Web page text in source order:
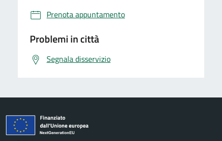
Prenota appuntamento
Problemi in città
Segnala disservizio